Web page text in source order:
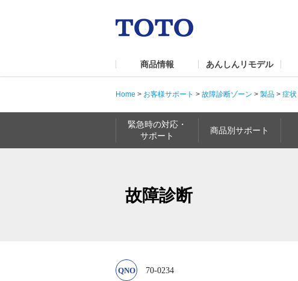
商品情報 あんしんリモデル
Home > お客様サポート > 故障診断ゾーン > 製品 > 症状
緊急時の対応・
サポート
商品別サポート
故障診断
70-0234